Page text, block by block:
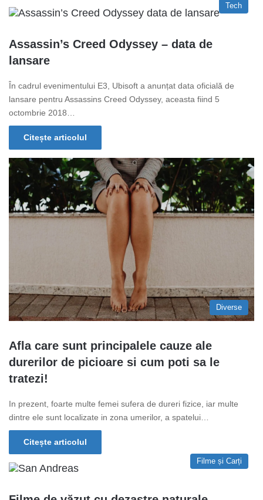
Tech
Assassin’s Creed Odyssey – data de
lansare
În cadrul evenimentului E3, Ubisoft a anunțat data oficială de
lansare pentru Assassins Creed Odyssey, aceasta fiind 5
octombrie 2018…
Citește articolul
Diverse
Afla care sunt principalele cauze ale
durerilor de picioare si cum poti sa le
tratezi!
In prezent, foarte multe femei sufera de dureri fizice, iar multe
dintre ele sunt localizate in zona umerilor, a spatelui…
Citește articolul
Filme și Carți